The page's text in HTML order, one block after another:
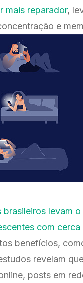
mais reparador,
e
levam
com
benefícios,
revelam
posts em